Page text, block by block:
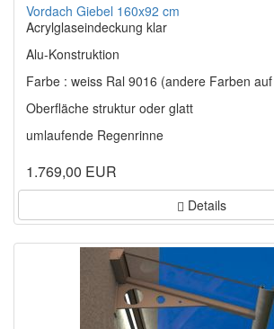
Vordach Giebel 160x92 cm
Acrylglaseindeckung klar
Alu-Konstruktion
Farbe : weiss Ral 9016 (andere Farben
Oberfläche struktur oder glatt
umlaufende Regenrinne
1.769,00 EUR
Details